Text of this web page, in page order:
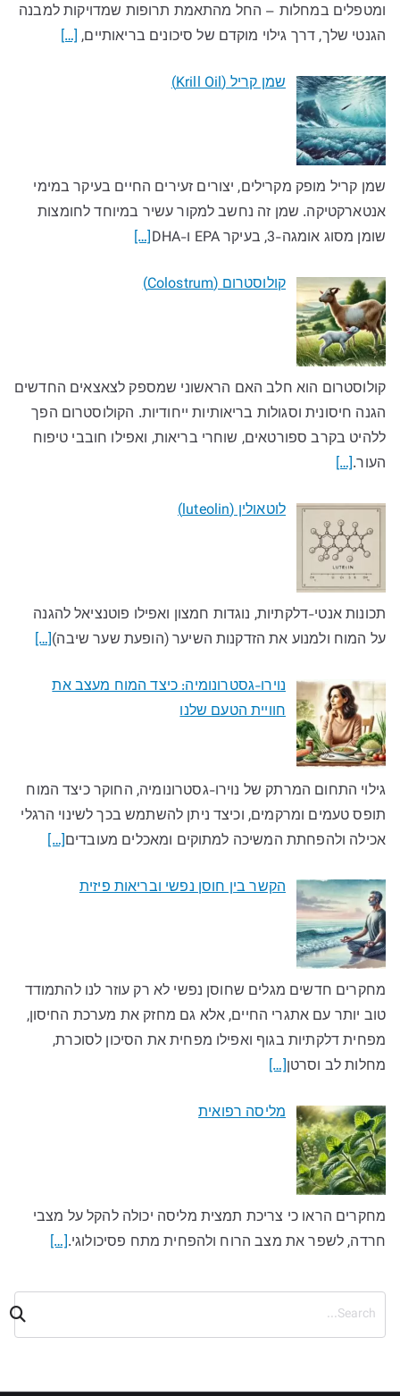
ומטפלים במחלות – החל מהתאמת תרופות שמדויקות למבנה
הגנטי שלך, דרך גילוי מוקדם של סיכונים בריאותיים, […]
שמן קריל (Krill Oil)
שמן קריל מופק מקרילים, יצורים זעירים החיים בעיקר במימי
אנטארקטיקה. שמן זה נחשב למקור עשיר במיוחד לחומצות
שומן מסוג אומגה-3, בעיקר EPA ו-DHA
[…]
קולוסטרום (Colostrum)
קולוסטרום הוא חלב האם הראשוני שמספק לצאצאים החדשים
הגנה חיסונית וסגולות בריאותיות ייחודיות. הקולוסטרום הפך
ללהיט בקרב ספורטאים, שוחרי בריאות, ואפילו חובבי טיפוח
העור.[…]
לוטאולין (luteolin)
תכונות אנטי-דלקתיות, נוגדות חמצון ואפילו פוטנציאל להגנה
על המוח ולמנוע את הזדקנות השיער (הופעת שער שיבה)[…]
נוירו-גסטרונומיה: כיצד המוח מעצב את
חוויית הטעם שלנו​
גילוי התחום המרתק של נוירו-גסטרונומיה, החוקר כיצד המוח
תופס טעמים ומרקמים, וכיצד ניתן להשתמש בכך לשינוי הרגלי
אכילה ולהפחתת המשיכה למתוקים ומאכלים מעובדים​[…]
הקשר בין חוסן נפשי ובריאות פיזית
מחקרים חדשים מגלים שחוסן נפשי לא רק עוזר לנו להתמודד
טוב יותר עם אתגרי החיים, אלא גם מחזק את מערכת החיסון,
מפחית דלקתיות בגוף ואפילו מפחית את הסיכון לסוכרת,
מחלות לב וסרטן[…]
מליסה רפואית
מחקרים הראו כי צריכת תמצית מליסה יכולה להקל על מצבי
חרדה, לשפר את מצב הרוח ולהפחית מתח פסיכולוגי.[…]
ש